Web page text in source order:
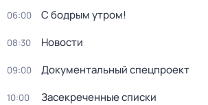
06:00 С бодрым утром!
08:30 Новости
09:00 Документальный спецпроект
10:00 Заcекрeченные списки